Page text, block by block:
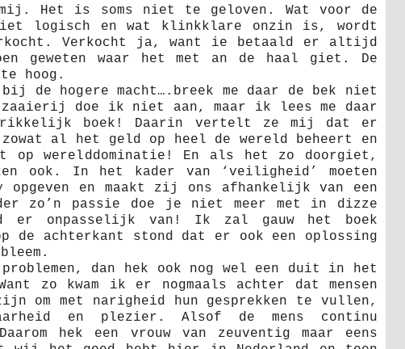
Het is soms niet te geloven. Wat voor de
logisch en wat klinkklare onzin is, wordt
Verkocht ja, want ie betaald er altijd
geweten waar het met an de haal giet. De
hoog.
bij de hogere macht….breek me daar de bek niet
doe ik niet aan, maar ik lees me daar
boek! Daarin vertelt ze mij dat er
zowat al het geld op heel de wereld beheert en
werelddominatie! En als het zo doorgiet,
ook. In het kader van ‘veiligheid’ moeten
opgeven en maakt zij ons afhankelijk van een
zo’n passie doe je niet meer met in dizze
er onpasselijk van! Ik zal gauw het boek
de achterkant stond dat er ook een oplossing
problemen, dan hek ook nog wel een duit in het
zo kwam ik er nogmaals achter dat mensen
om met narigheid hun gesprekken te vullen,
en plezier. Alsof de mens continu
hek een vrouw van zeuventig maar eens